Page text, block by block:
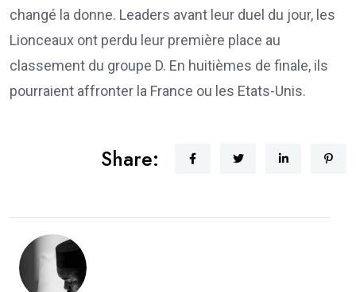
changé la donne. Leaders avant leur duel du jour, les
Lionceaux ont perdu leur première place au
classement du groupe D. En huitièmes de finale, ils
pourraient affronter la France ou les Etats-Unis.
Share: